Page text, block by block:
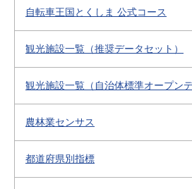
自転車王国とくしま 公式コース
観光施設一覧（推奨データセット）
観光施設一覧（自治体標準オープン
農林業センサス
都道府県別指標